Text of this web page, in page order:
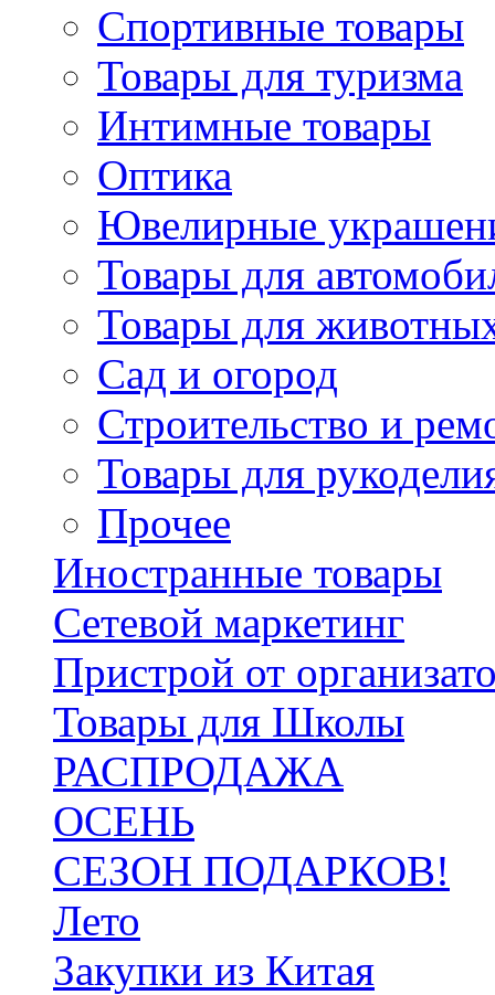
Спортивные товары
Товары для туризма
Интимные товары
Оптика
Ювелирные
Товары для
Товары для
Сад и огород
Строительство и
Товары для
Прочее
Иностранные товары
Сетевой маркетинг
Пристрой от
Товары для Школы
РАСПРОДАЖА
ОСЕНЬ
СЕЗОН ПОДАРКОВ!
Лето
Закупки из Китая